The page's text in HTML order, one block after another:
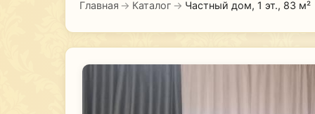
Главная → Каталог → Частный дом, 1 эт., 83 м²